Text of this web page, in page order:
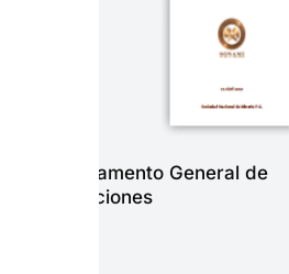
Reglamento General de
Elecciones